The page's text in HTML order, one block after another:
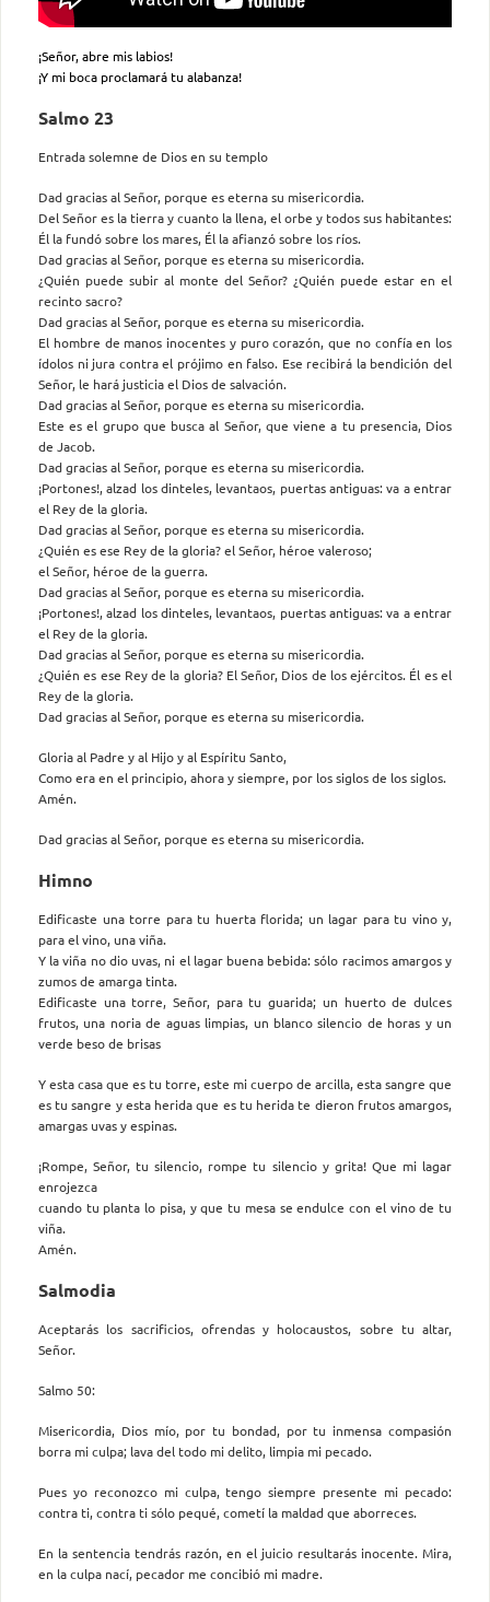
¡Señor, abre mis labios!
¡Y mi boca proclamará tu alabanza!
Salmo 23
Entrada solemne de Dios en su templo
Dad gracias al Señor, porque es eterna su misericordia.
Del Señor es la tierra y cuanto la llena, el orbe y todos sus habitantes:
Él la fundó sobre los mares, Él la afianzó sobre los ríos.
Dad gracias al Señor, porque es eterna su misericordia.
¿Quién puede subir al monte del Señor? ¿Quién puede estar en el
recinto sacro?
Dad gracias al Señor, porque es eterna su misericordia.
El hombre de manos inocentes y puro corazón, que no confía en los
ídolos ni jura contra el prójimo en falso. Ese recibirá la bendición del
Señor, le hará justicia el Dios de salvación.
Dad gracias al Señor, porque es eterna su misericordia.
Este es el grupo que busca al Señor, que viene a tu presencia, Dios
de Jacob.
Dad gracias al Señor, porque es eterna su misericordia.
¡Portones!, alzad los dinteles, levantaos, puertas antiguas: va a entrar
el Rey de la gloria.
Dad gracias al Señor, porque es eterna su misericordia.
¿Quién es ese Rey de la gloria? el Señor, héroe valeroso;
el Señor, héroe de la guerra.
Dad gracias al Señor, porque es eterna su misericordia.
¡Portones!, alzad los dinteles, levantaos, puertas antiguas: va a entrar
el Rey de la gloria.
Dad gracias al Señor, porque es eterna su misericordia.
¿Quién es ese Rey de la gloria? El Señor, Dios de los ejércitos. Él es el
Rey de la gloria.
Dad gracias al Señor, porque es eterna su misericordia.
Gloria al Padre y al Hijo y al Espíritu Santo,
Como era en el principio, ahora y siempre, por los siglos de los siglos.
Amén.
Dad gracias al Señor, porque es eterna su misericordia.
Himno
Edificaste una torre para tu huerta florida; un lagar para tu vino y,
para el vino, una viña.
Y la viña no dio uvas, ni el lagar buena bebida: sólo racimos amargos y
zumos de amarga tinta.
Edificaste una torre, Señor, para tu guarida; un huerto de dulces
frutos, una noria de aguas limpias, un blanco silencio de horas y un
verde beso de brisas
Y esta casa que es tu torre, este mi cuerpo de arcilla, esta sangre que
es tu sangre y esta herida que es tu herida te dieron frutos amargos,
amargas uvas y espinas.
¡Rompe, Señor, tu silencio, rompe tu silencio y grita! Que mi lagar
enrojezca
cuando tu planta lo pisa, y que tu mesa se endulce con el vino de tu
viña.
Amén.
Salmodia
Aceptarás los sacrificios, ofrendas y holocaustos, sobre tu altar,
Señor.
Salmo 50:
Misericordia, Dios mío, por tu bondad, por tu inmensa compasión
borra mi culpa; lava del todo mi delito, limpia mi pecado.
Pues yo reconozco mi culpa, tengo siempre presente mi pecado:
contra ti, contra ti sólo pequé, cometí la maldad que aborreces.
En la sentencia tendrás razón, en el juicio resultarás inocente. Mira,
en la culpa nací, pecador me concibió mi madre.